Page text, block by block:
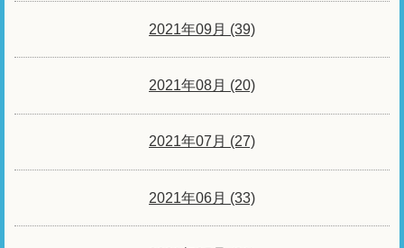
2021年09月 (39)
2021年08月 (20)
2021年07月 (27)
2021年06月 (33)